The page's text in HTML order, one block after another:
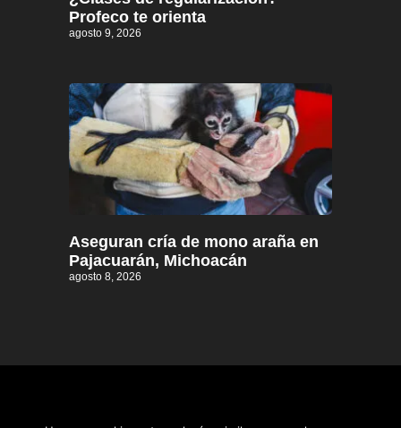
Profeco te orienta
agosto 9, 2026
Aseguran cría de mono araña en
Pajacuarán, Michoacán
agosto 8, 2026